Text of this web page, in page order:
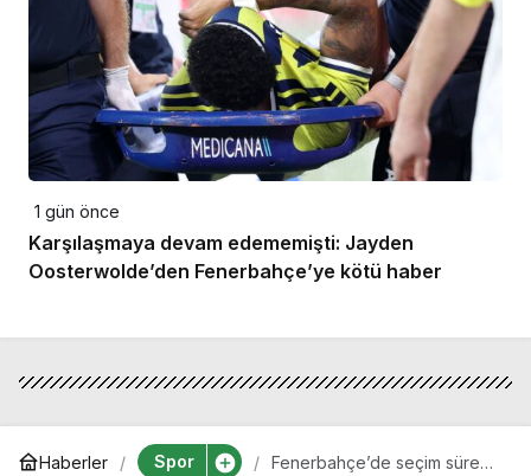
1 gün önce
Karşılaşmaya devam edememişti: Jayden
Oosterwolde’den Fenerbahçe’ye kötü haber
Haberler Spor
Fenerbahçe’de seçim süreci